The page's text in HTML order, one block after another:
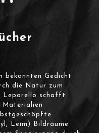
*
bekannten Gedicht
die Natur zum
Leporello schafft
Materialien
Leim) Bildräume